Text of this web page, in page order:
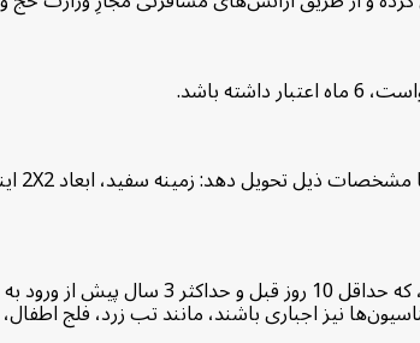
باشد.
نیز اجباری باشند، مانند تب زرد، فلج اطفال، و